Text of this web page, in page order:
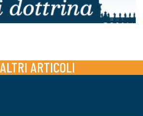
ALTRI ARTICOLI